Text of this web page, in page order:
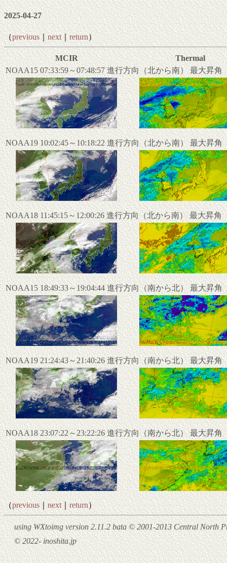
2025-04-27
（previous｜next｜ return）
MCIR
Thermal
NOAA15 07:33:59～07:48:57 進行方向（北から南） 最大昇角
NOAA19 10:02:45～10:18:22 進行方向（北から南） 最大昇角
NOAA18 11:45:15～12:00:26 進行方向（北から南） 最大昇角
NOAA15 18:49:33～19:04:44 進行方向（南から北） 最大昇角
NOAA19 21:24:43～21:40:26 進行方向（南から北） 最大昇角
NOAA18 23:07:22～23:22:26 進行方向（南から北） 最大昇角
（previous｜next｜return）
using WXtoimg version 2.11.2 bata © 2001-2013 Central North
© 2022- inoshita.jp